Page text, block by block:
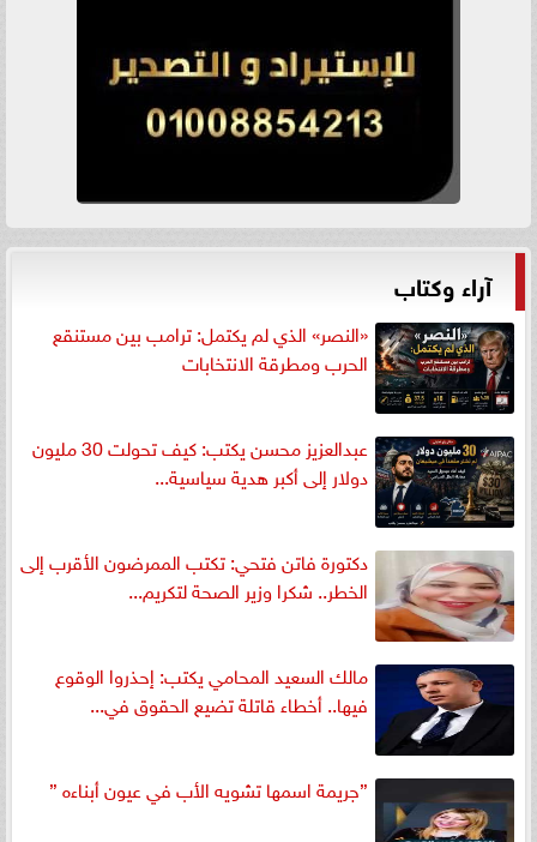
آراء وكتاب
«النصر» الذي لم يكتمل: ترامب بين مستنقع
الحرب ومطرقة الانتخابات
عبدالعزيز محسن يكتب: كيف تحولت 30 مليون
دولار إلى أكبر هدية سياسية...
دكتورة فاتن فتحي: تكتب الممرضون الأقرب إلى
الخطر.. شكرا وزير الصحة لتكريم...
مالك السعيد المحامي يكتب: إحذروا الوقوع
فيها.. أخطاء قاتلة تضيع الحقوق في...
”جريمة اسمها تشويه الأب في عيون أبناءه ”